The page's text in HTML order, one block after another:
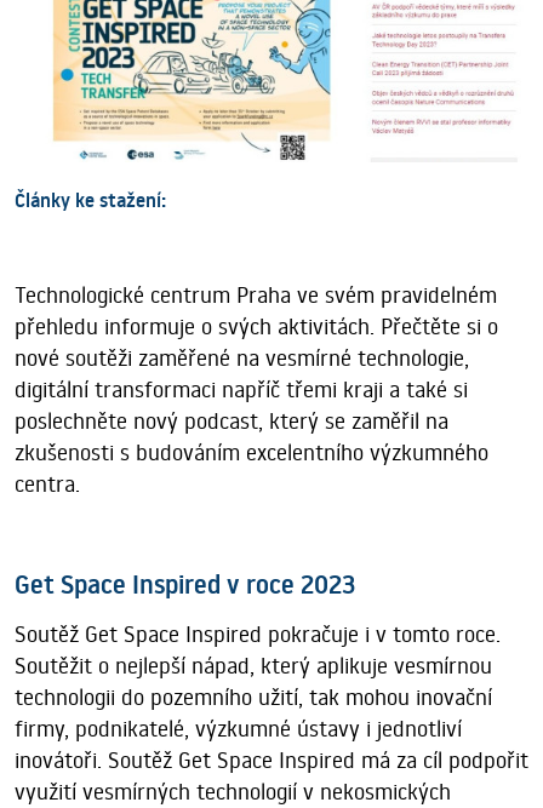
Články ke stažení:
Technologické centrum Praha ve svém pravidelném
přehledu informuje o svých aktivitách. Přečtěte si o
nové soutěži zaměřené na vesmírné technologie,
digitální transformaci napříč třemi kraji a také si
poslechněte nový podcast, který se zaměřil na
zkušenosti s budováním excelentního výzkumného
centra.
Get Space Inspired v roce 2023
Soutěž Get Space Inspired pokračuje i v tomto roce.
Soutěžit o nejlepší nápad, který aplikuje vesmírnou
technologii do pozemního užití, tak mohou inovační
firmy, podnikatelé, výzkumné ústavy i jednotliví
inovátoři. Soutěž Get Space Inspired má za cíl podpořit
využití vesmírných technologií v nekosmických